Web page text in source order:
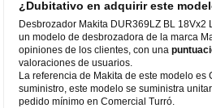
¿Dubitativo en adquirir este
Desbrozador Makita DUR369LZ BL 18Vx2
un modelo de desbrozadora de la marca
opiniones de los clientes, con una
valoraciones de usuarios.
La referencia de Makita de este modelo es
suministro, este modelo se suministra
pedido mínimo en Comercial Turró.